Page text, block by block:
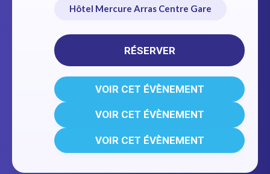
Hôtel Mercure Arras Centre Gare
RÉSERVER
VOIR CET ÉVÈNEMENT
VOIR CET ÉVÈNEMENT
VOIR CET ÉVÈNEMENT